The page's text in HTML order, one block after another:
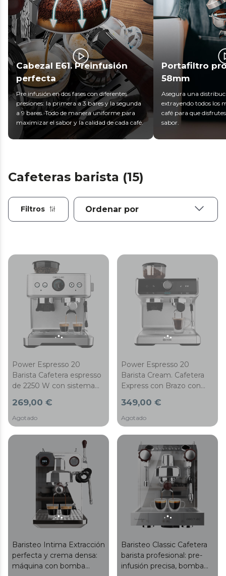
Cabezal E61. Preinfusión
perfecta
Pre infusión en dos fases con diferentes
presiones: la primera a 3 bares y la segunda
a 9 bares. Todo de manera uniforme para
maximizar el sabor y la calidad de cada café.
Portafiltro
58mm
Asegura una
extrayendo todos los
café para que
sabor.
Cafeteras barista (15)
Filtros
Power Espresso 20
Barista Cafetera espresso
de 2250 W con sistema
espuma perfecta. Control
de presión con
manómetro y vaporizador
orientable. Depósito de
250 g con molinillo
ajustable y doble salida
para preparar dos cafés
simultáneamente.
269,00 €
Agotado
Power Espresso 20
Barista Cream. Cafetera
Express con Brazo con
20 Bares, Depósito de
Café en Grano 250g,
Molinillo con 30 Niveles,
Thermoblock, Depósito
de Agua 2,5 L
349,00 €
Agotado
Baristeo Intima Extracción
perfecta y crema densa:
máquina con bomba
Baristeo Classic Cafetera
barista profesional: pre-
infusión precisa, bomba